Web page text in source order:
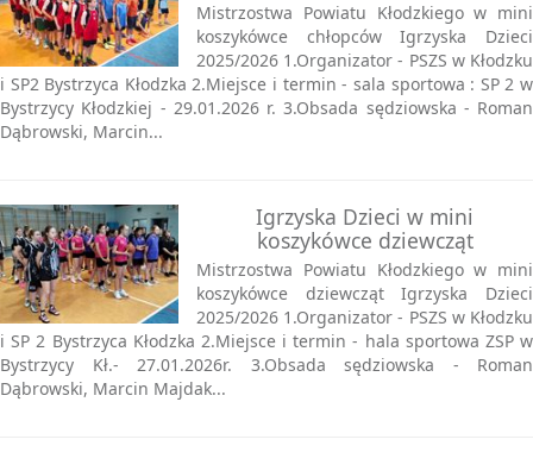
Mistrzostwa Powiatu Kłodzkiego w mini
koszykówce chłopców Igrzyska Dzieci
2025/2026 1.Organizator - PSZS w Kłodzku
i SP2 Bystrzyca Kłodzka 2.Miejsce i termin - sala sportowa : SP 2 w
Bystrzycy Kłodzkiej - 29.01.2026 r. 3.Obsada sędziowska - Roman
Dąbrowski, Marcin...
Igrzyska Dzieci w mini
koszykówce dziewcząt
Mistrzostwa Powiatu Kłodzkiego w mini
koszykówce dziewcząt Igrzyska Dzieci
2025/2026 1.Organizator - PSZS w Kłodzku
i SP 2 Bystrzyca Kłodzka 2.Miejsce i termin - hala sportowa ZSP w
Bystrzycy Kł.- 27.01.2026r. 3.Obsada sędziowska - Roman
Dąbrowski, Marcin Majdak...